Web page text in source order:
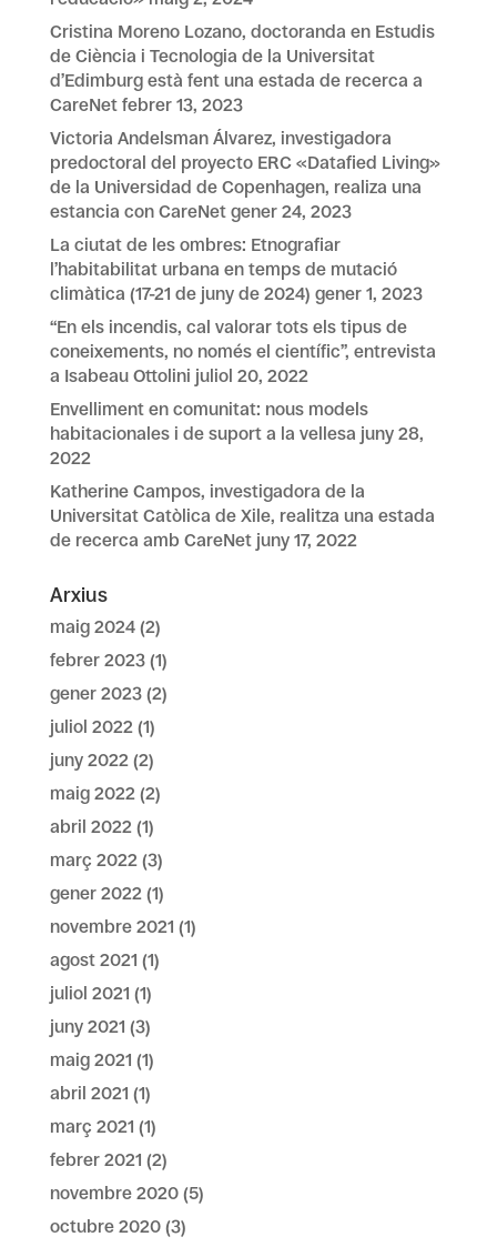
Cristina Moreno Lozano, doctoranda en Estudis
de Ciència i Tecnologia de la Universitat
d’Edimburg està fent una estada de recerca a
CareNet febrer 13, 2023
Victoria Andelsman Álvarez, investigadora
predoctoral del proyecto ERC «Datafied Living»
de la Universidad de Copenhagen, realiza una
estancia con CareNet gener 24, 2023
La ciutat de les ombres: Etnografiar
l’habitabilitat urbana en temps de mutació
climàtica (17-21 de juny de 2024) gener 1, 2023
“En els incendis, cal valorar tots els tipus de
coneixements, no només el científic”, entrevista
a Isabeau Ottolini juliol 20, 2022
Envelliment en comunitat: nous models
habitacionales i de suport a la vellesa juny 28,
2022
Katherine Campos, investigadora de la
Universitat Catòlica de Xile, realitza una estada
de recerca amb CareNet juny 17, 2022
Arxius
maig 2024(2)
febrer 2023(1)
gener 2023(2)
juliol 2022(1)
juny 2022(2)
maig 2022(2)
abril 2022(1)
març 2022(3)
gener 2022(1)
novembre 2021 (1)
agost 2021 (1)
juliol 2021 (1)
juny 2021 (3)
maig 2021 (1)
abril 2021 (1)
març 2021 (1)
febrer 2021 (2)
novembre 2020(5)
octubre 2020(3)